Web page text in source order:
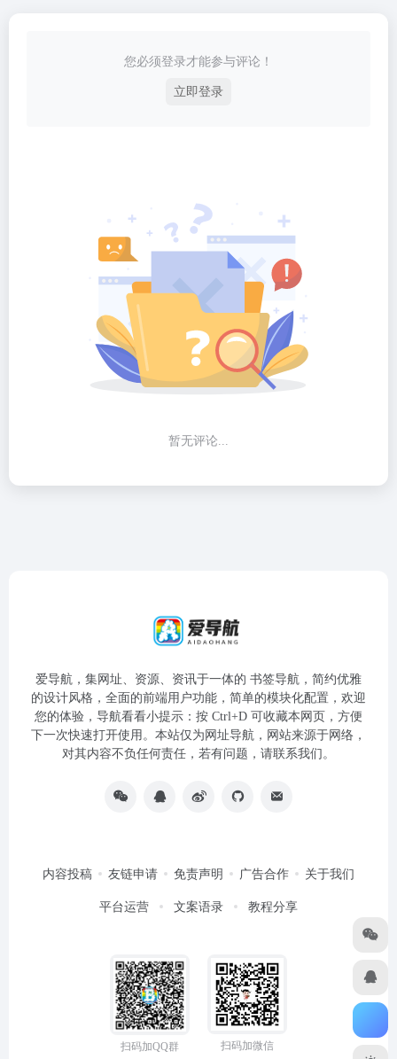
您必须登录才能参与评论！
立即登录
暂无评论...
爱导航，集网址、资源、资讯于一体的 书签导航，简约优雅
的设计风格，全面的前端用户功能，简单的模块化配置，欢迎
您的体验，导航看看小提示：按 Ctrl+D 可收藏本网页，方便
下一次快速打开使用。本站仅为网址导航，网站来源于网络，
对其内容不负任何责任，若有问题，请联系我们。
内容投稿 友链申请 免责声明 广告合作 关于我们
平台运营 文案语录 教程分享
扫码加QQ群 扫码加微信